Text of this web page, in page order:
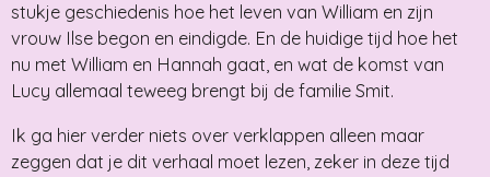
stukje geschiedenis hoe het leven van William en zijn
vrouw Ilse begon en eindigde. En de huidige tijd hoe het
nu met William en Hannah gaat, en wat de komst van
Lucy allemaal teweeg brengt bij de familie Smit.
Ik ga hier verder niets over verklappen alleen maar
zeggen dat je dit verhaal moet lezen, zeker in deze tijd